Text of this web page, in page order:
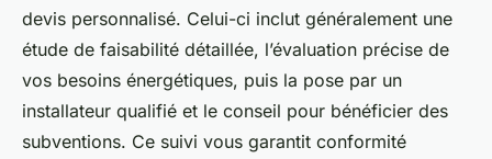
devis personnalisé. Celui-ci inclut généralement une
étude de faisabilité détaillée, l’évaluation précise de
vos besoins énergétiques, puis la pose par un
installateur qualifié et le conseil pour bénéficier des
subventions. Ce suivi vous garantit conformité